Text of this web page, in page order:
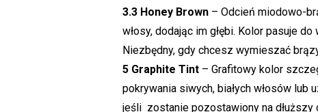
3.3 Honey Brown – Odcień miodowo-
włosy, dodając im głębi. Kolor pasuje
Niezbędny, gdy chcesz wymieszać
5 Graphite Tint – Grafitowy kolor
pokrywania siwych, białych włosów
jeśli zostanie pozostawiony na